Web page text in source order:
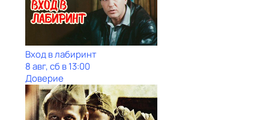
Вход в лабиринт
8 авг, сб в 13:00
Доверие